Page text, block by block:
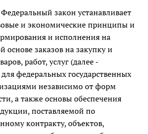
закон устанавливает
и экономические принципы и
и исполнения на
основе заказов на закупку и
работ, услуг (далее -
федеральных государственных
независимо от форм
а также основы обеспечения
поставляемой по
контракту, объектов,